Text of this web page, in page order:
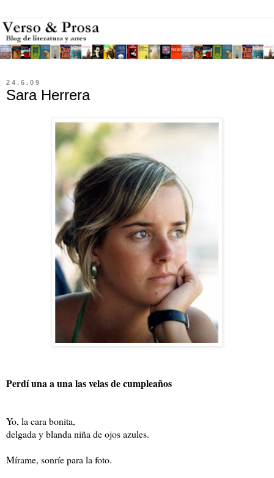
24.6.09
Sara Herrera
Perdí una a una las velas de cumpleaños
Yo, la cara bonita,
delgada y blanda niña de ojos azules.
Mírame, sonríe para la foto.